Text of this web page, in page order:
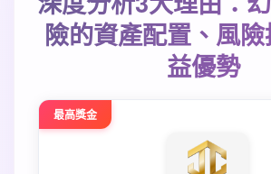
險的資產配置、風
益優勢
最高獎金